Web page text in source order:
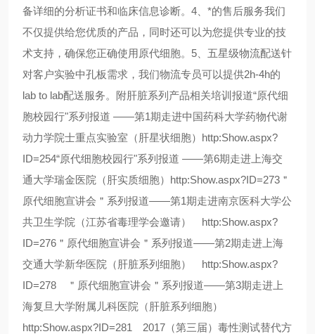
备详细的分析证书和临床信息诊断。4、*的售后服务我们
不仅提供给您优质的产品，同时还可以为您提供专业的技
术支持，确保您正确使用原代细胞。5、五星级物流配送针
对客户实验中孔板需求，我们物流专员可以提供2h-4h的
lab to lab配送服务。附肝脏系列产品相关培训报道“原代细
胞校园行"系列报道 ——第1期走进中国药科大学药物代谢
动力学院士重点实验室（肝星状细胞）http:Show.aspx?
ID=254“原代细胞校园行"系列报道 ——第6期走进上海交
通大学瑞金医院（肝实质细胞）http:Show.aspx?ID=273＂
原代细胞宣讲会＂系列报道——第1期走进南京医科大学公
共卫生学院（江苏省毒理学会邀请） http:Show.aspx?
ID=276＂原代细胞宣讲会＂系列报道——第2期走进上海
交通大学新华医院（肝脏系列细胞） http:Show.aspx?
ID=278 ＂原代细胞宣讲会＂系列报道——第3期走进上
海复旦大学附属儿科医院（肝脏系列细胞）
http:Show.aspx?ID=281 2017（第三届）毒性测试替代方